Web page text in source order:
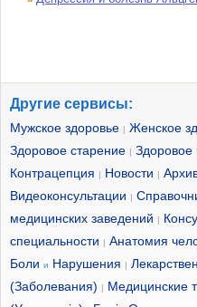
Другие сервисы:
Мужское здоровье Женское
Здоровое старение Здоровое
Контрацепция Новости
Видеоконсультации
медицинских заведений
специальности
Анатомия
Боли и Нарушения
(Заболевания)
Медицинские